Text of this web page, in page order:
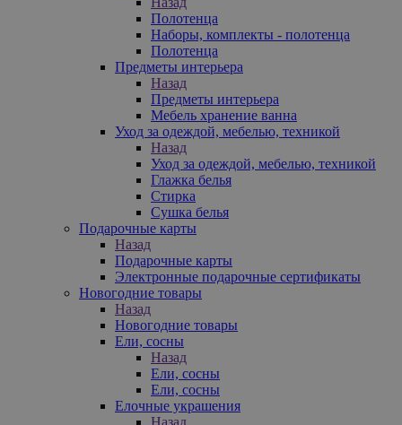
Полотенца
Наборы, комплекты - полотенца
Полотенца
Предметы интерьера
Назад
Предметы интерьера
Мебель хранение ванна
Уход за одеждой, мебелью, техникой
Назад
Уход за одеждой, мебелью, техникой
Глажка белья
Стирка
Сушка белья
Подарочные карты
Назад
Подарочные карты
Электронные подарочные сертификаты
Новогодние товары
Назад
Новогодние товары
Ели, сосны
Назад
Ели, сосны
Ели, сосны
Елочные украшения
Назад